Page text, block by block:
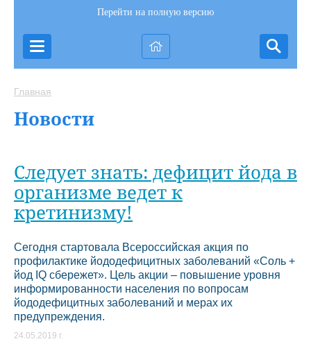
Перейти на полную версию
Главная
Новости
Следует знать: дефицит йода в
организме ведет к
кретинизму!
Сегодня стартовала Всероссийская акция по
профилактике йододефицитных заболеваний «Соль +
йод IQ сбережет». Цель акции – повышение уровня
информированности населения по вопросам
йододефицитных заболеваний и мерах их
предупреждения.
24.05.2019 г.